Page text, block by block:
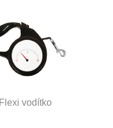
Flexi vodítko